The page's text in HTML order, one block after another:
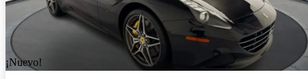
¡Nuevo!